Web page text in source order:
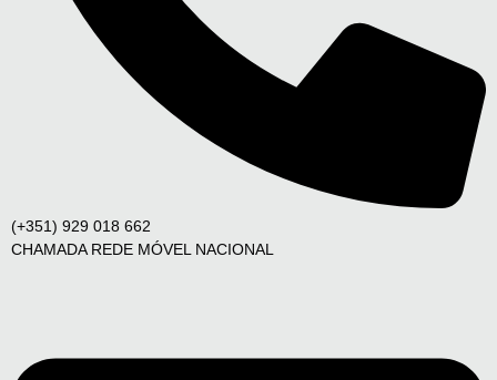
(+351) 929 018 662
CHAMADA REDE MÓVEL NACIONAL